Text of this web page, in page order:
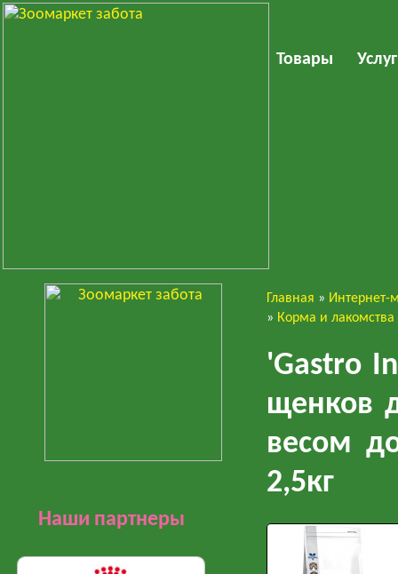
Товары
Наши партнеры
Главная » Интернет-
» Корма и лакомства
'Gastro
щенков
весом
2,5кг